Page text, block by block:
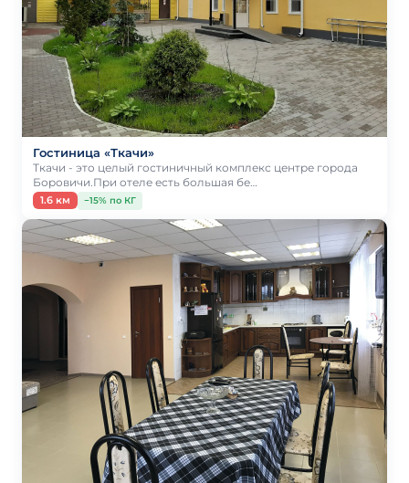
Гостиница «Ткачи»
Ткачи - это целый гостиничный комплекс центре города
Боровичи.При отеле есть большая бе…
1.6 км −15% по КГ